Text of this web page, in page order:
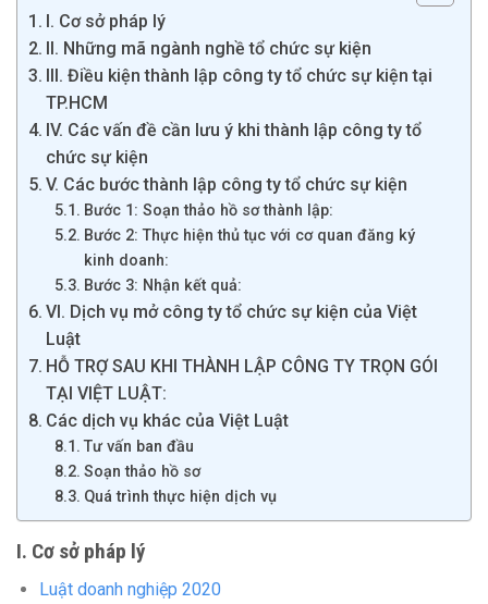
I. Cơ sở pháp lý
II. Những mã ngành nghề tổ chức sự kiện
III. Điều kiện thành lập công ty tổ chức sự kiện tại
TP.HCM
IV. Các vấn đề cần lưu ý khi thành lập công ty tổ
chức sự kiện
V. Các bước thành lập công ty tổ chức sự kiện
Bước 1: Soạn thảo hồ sơ thành lập:
Bước 2: Thực hiện thủ tục với cơ quan đăng ký
kinh doanh:
Bước 3: Nhận kết quả:
VI. Dịch vụ mở công ty tổ chức sự kiện của Việt
Luật
HỖ TRỢ SAU KHI THÀNH LẬP CÔNG TY TRỌN GÓI
TẠI VIỆT LUẬT:
Các dịch vụ khác của Việt Luật
Tư vấn ban đầu
Soạn thảo hồ sơ
Quá trình thực hiện dịch vụ
I. Cơ sở pháp lý
Luật doanh nghiệp 2020